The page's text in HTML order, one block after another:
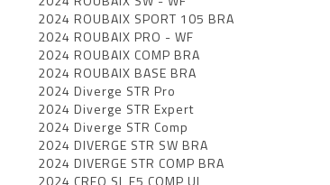
2024 ROUBAIX SPORT 105 BRA
2024 ROUBAIX PRO - WF
2024 ROUBAIX COMP BRA
2024 ROUBAIX BASE BRA
2024 Diverge STR Pro
2024 Diverge STR Expert
2024 Diverge STR Comp
2024 DIVERGE STR SW BRA
2024 DIVERGE STR COMP BRA
2024 CREO SL E5 COMP UL